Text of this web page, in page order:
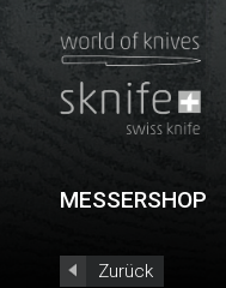
MESSERSHOP
Zurück